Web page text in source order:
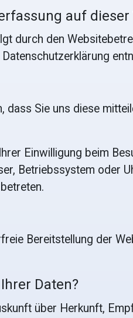
auf dieser
durch den
dass Sie uns diese
Einwilligung beim
Betriebssystem oder
Bereitstellung der
Daten?
über Herkunft,